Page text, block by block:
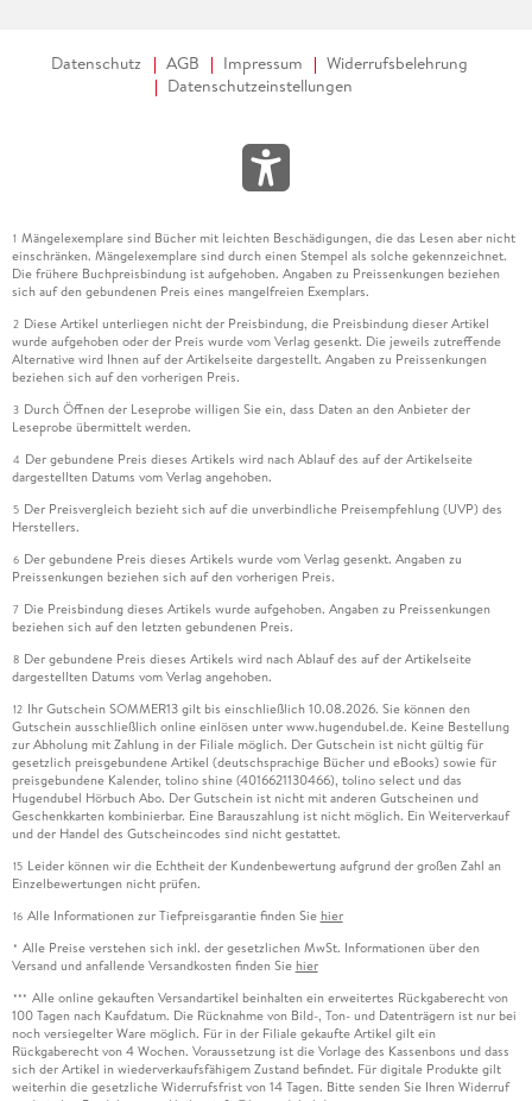
Datenschutz AGB Impressum
Widerrufsbelehrung
Datenschutzeinstellungen
1 Mängelexemplare sind Bücher mit leichten Beschädigungen, die das Lesen aber nicht
einschränken. Mängelexemplare sind durch einen Stempel als solche gekennzeichnet.
Die frühere Buchpreisbindung ist aufgehoben. Angaben zu Preissenkungen beziehen
sich auf den gebundenen Preis eines mangelfreien Exemplars.
2 Diese Artikel unterliegen nicht der Preisbindung, die Preisbindung dieser Artikel
wurde aufgehoben oder der Preis wurde vom Verlag gesenkt. Die jeweils zutreffende
Alternative wird Ihnen auf der Artikelseite dargestellt. Angaben zu Preissenkungen
beziehen sich auf den vorherigen Preis.
3 Durch Öffnen der Leseprobe willigen Sie ein, dass Daten an den Anbieter der
Leseprobe übermittelt werden.
4 Der gebundene Preis dieses Artikels wird nach Ablauf des auf der Artikelseite
dargestellten Datums vom Verlag angehoben.
5 Der Preisvergleich bezieht sich auf die unverbindliche Preisempfehlung (UVP) des
Herstellers.
6 Der gebundene Preis dieses Artikels wurde vom Verlag gesenkt. Angaben zu
Preissenkungen beziehen sich auf den vorherigen Preis.
7 Die Preisbindung dieses Artikels wurde aufgehoben. Angaben zu Preissenkungen
beziehen sich auf den letzten gebundenen Preis.
8 Der gebundene Preis dieses Artikels wird nach Ablauf des auf der Artikelseite
dargestellten Datums vom Verlag angehoben.
12 Ihr Gutschein SOMMER13 gilt bis einschließlich 10.08.2026. Sie können den
Gutschein ausschließlich online einlösen unter www.hugendubel.de. Keine Bestellung
zur Abholung mit Zahlung in der Filiale möglich. Der Gutschein ist nicht gültig für
gesetzlich preisgebundene Artikel (deutschsprachige Bücher und eBooks) sowie für
preisgebundene Kalender, tolino shine (4016621130466), tolino select und das
Hugendubel Hörbuch Abo. Der Gutschein ist nicht mit anderen Gutscheinen und
Geschenkkarten kombinierbar. Eine Barauszahlung ist nicht möglich. Ein Weiterverkauf
und der Handel des Gutscheincodes sind nicht gestattet.
15 Leider können wir die Echtheit der Kundenbewertung aufgrund der großen Zahl an
Einzelbewertungen nicht prüfen.
16 Alle Informationen zur Tiefpreisgarantie finden Sie hier
* Alle Preise verstehen sich inkl. der gesetzlichen MwSt. Informationen über den
Versand und anfallende Versandkosten finden Sie hier
*** Alle online gekauften Versandartikel beinhalten ein erweitertes Rückgaberecht von
100 Tagen nach Kaufdatum. Die Rücknahme von Bild-, Ton- und Datenträgern ist nur bei
noch versiegelter Ware möglich. Für in der Filiale gekaufte Artikel gilt ein
Rückgaberecht von 4 Wochen. Voraussetzung ist die Vorlage des Kassenbons und dass
sich der Artikel in wiederverkaufsfähigem Zustand befindet. Für digitale Produkte gilt
weiterhin die gesetzliche Widerrufsfrist von 14 Tagen. Bitte senden Sie Ihren Widerruf